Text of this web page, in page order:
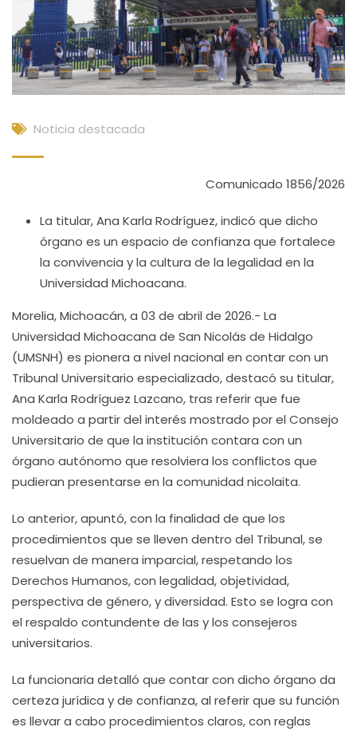
Noticia destacada
Comunicado 1856/2026
La titular, Ana Karla Rodríguez, indicó que dicho
órgano es un espacio de confianza que fortalece
la convivencia y la cultura de la legalidad en la
Universidad Michoacana.
Morelia, Michoacán, a 03 de abril de 2026.- La
Universidad Michoacana de San Nicolás de Hidalgo
(UMSNH) es pionera a nivel nacional en contar con un
Tribunal Universitario especializado, destacó su titular,
Ana Karla Rodríguez Lazcano, tras referir que fue
moldeado a partir del interés mostrado por el Consejo
Universitario de que la institución contara con un
órgano autónomo que resolviera los conflictos que
pudieran presentarse en la comunidad nicolaita.
Lo anterior, apuntó, con la finalidad de que los
procedimientos que se lleven dentro del Tribunal, se
resuelvan de manera imparcial, respetando los
Derechos Humanos, con legalidad, objetividad,
perspectiva de género, y diversidad. Esto se logra con
el respaldo contundente de las y los consejeros
universitarios.
La funcionaria detalló que contar con dicho órgano da
certeza jurídica y de confianza, al referir que su función
es llevar a cabo procedimientos claros, con reglas